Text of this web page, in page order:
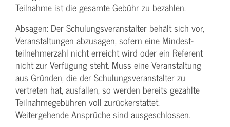
Teilnahme ist die gesamte Gebühr zu bezahlen.
Absagen: Der Schulungs­veranstalter behält sich vor,
Veranstaltungen abzusagen, sofern eine Mindest­
teilnehmerzahl nicht erreicht wird oder ein Referent
nicht zur Verfügung steht. Muss eine Veranstaltung
aus Gründen, die der Schulungs­veranstalter zu
vertreten hat, ausfallen, so werden bereits gezahlte
Teilnahme­gebühren voll zurückerstattet.
Weitergehende Ansprüche sind ausgeschlossen.